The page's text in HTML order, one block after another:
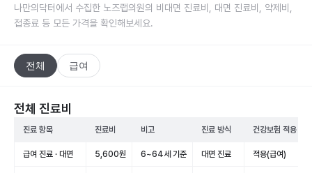
나만의닥터에서 수집한 노즈랩의원의 비대면 진료비, 대면 진료비, 약제비,
접종료 등 모든 가격을 확인해보세요.
전체 급여
전체 진료비
진료 항목 진료비 비고 진료 방식 건강보험 적용
급여 진료 · 대면 5,600원 6~64세 기준 대면 진료 적용(급여)